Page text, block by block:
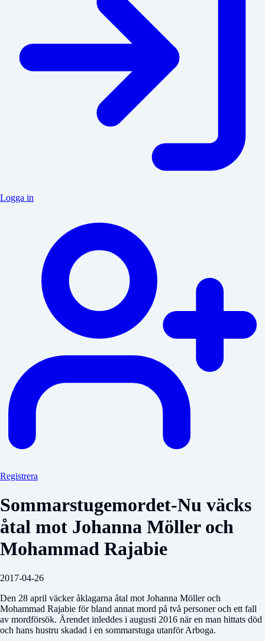
Logga in
Registrera
Sommarstugemordet-Nu väcks
åtal mot Johanna Möller och
Mohammad Rajabie
2017-04-26
Den 28 april väcker åklagarna åtal mot Johanna Möller och
Mohammad Rajabie för bland annat mord på två personer och ett fall
av mordförsök. Ärendet inleddes i augusti 2016 när en man hittats död
och hans hustru skadad i en sommarstuga utanför Arboga.